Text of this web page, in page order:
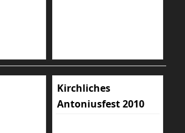
Kirchliches
Antoniusfest 2010